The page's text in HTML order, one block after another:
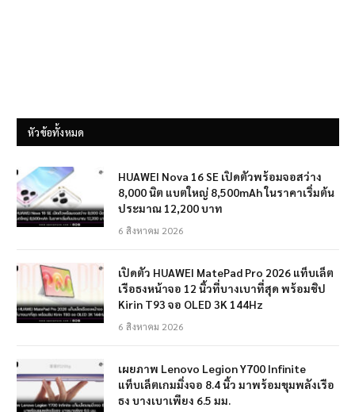
หัวข้อทั้งหมด
HUAWEI Nova 16 SE เปิดตัวพร้อมจอสว่าง
8,000 นิต แบตใหญ่ 8,500mAh ในราคาเริ่มต้น
ประมาณ 12,200 บาท
6 สิงหาคม 2026
เปิดตัว HUAWEI MatePad Pro 2026 แท็บเล็ต
เรือธงหน้าจอ 12 นิ้วที่บางเบาที่สุด พร้อมชิป
Kirin T93 จอ OLED 3K 144Hz
6 สิงหาคม 2026
เผยภาพ Lenovo Legion Y700 Infinite
แท็บเล็ตเกมมิ่งจอ 8.4 นิ้ว มาพร้อมขุมพลังเรือ
ธง บางเบาเพียง 6.5 มม.